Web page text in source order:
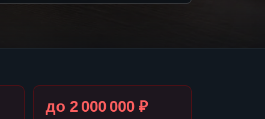
до 2 000 000 ₽